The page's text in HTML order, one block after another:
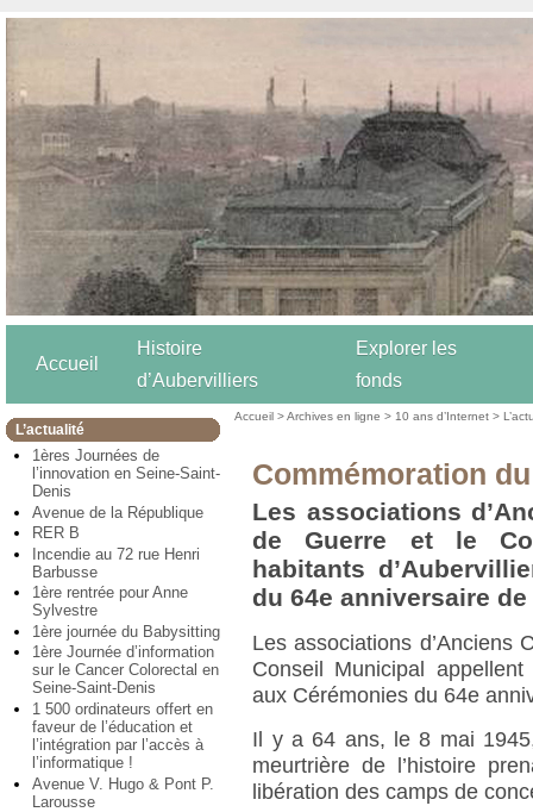
Accueil
Histoire
d’Aubervilliers
Explorer les
fonds
L’actualité
1ères Journées de
l’innovation en Seine-Saint-
Denis
Avenue de la République
RER B
Incendie au 72 rue Henri
Barbusse
1ère rentrée pour Anne
Sylvestre
1ère journée du Babysitting
1ère Journée d’information
sur le Cancer Colorectal en
Seine-Saint-Denis
1 500 ordinateurs offert en
faveur de l’éducation et
l’intégration par l’accès à
l’informatique !
Avenue V. Hugo & Pont P.
Larousse
Accueil >Archives en ligne > 10 ans d’Internet >
Commémoration
Les associations
de Guerre et le
habitants
du 64e anniversaire
Les associations d’Anciens
Conseil Municipal
aux Cérémonies du 64e
Il y a 64 ans, le 8 mai
meurtrière de l’histoire
libération des camps de